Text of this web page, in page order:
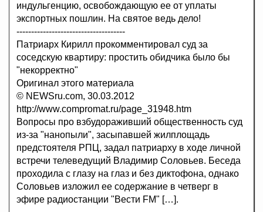
индульгенцию, освобождающую ее от уплаты
экспортных пошлин. На святое ведь дело!
-------------------------------------
Патриарх Кирилл прокомментировал суд за
соседскую квартиру: простить обидчика было бы
"некорректно"
Оригинал этого материала
© NEWSru.com, 30.03.2012
http://www.compromat.ru/page_31948.htm
Вопросы про взбудораживший общественность суд
из-за "нанопыли", засыпавшей жилплощадь
предстоятеля РПЦ, задал патриарху в ходе личной
встречи телеведущий Владимир Соловьев. Беседа
проходила с глазу на глаз и без диктофона, однако
Соловьев изложил ее содержание в четверг в
эфире радиостанции "Вести FM" […].